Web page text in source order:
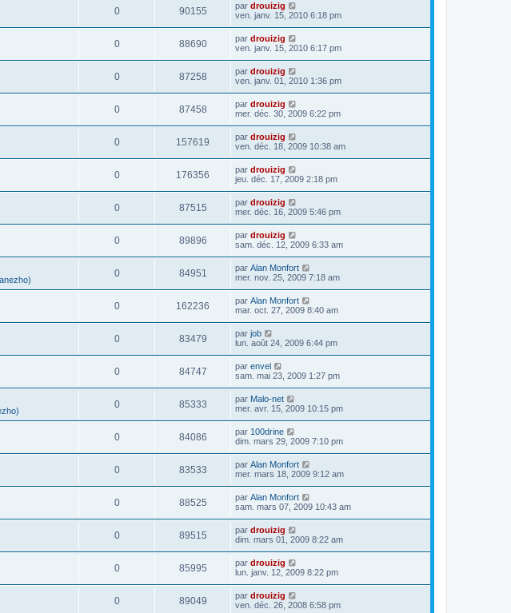
0 90155 par drouizig
ven. janv. 15, 2010 6:18 pm
0 88690 par drouizig
ven. janv. 15, 2010 6:17 pm
0 87258 par drouizig
ven. janv. 01, 2010 1:36 pm
0 87458 par drouizig
mer. déc. 30, 2009 6:22 pm
0 157619 par drouizig
ven. déc. 18, 2009 10:38 am
0 176356 par drouizig
jeu. déc. 17, 2009 2:18 pm
0 87515 par drouizig
mer. déc. 16, 2009 5:46 pm
0 89896 par drouizig
sam. déc. 12, 2009 6:33 am
0 84951 par Alan Monfort
mer. nov. 25, 2009 7:18 am
0 162236 par Alan Monfort
mar. oct. 27, 2009 8:40 am
0 83479 par job
lun. août 24, 2009 6:44 pm
0 84747 par envel
sam. mai 23, 2009 1:27 pm
0 85333 par Malo-net
mer. avr. 15, 2009 10:15 pm
0 84086 par 100drine
dim. mars 29, 2009 7:10 pm
0 83533 par Alan Monfort
mer. mars 18, 2009 9:12 am
0 88525 par Alan Monfort
sam. mars 07, 2009 10:43 am
0 89515 par drouizig
dim. mars 01, 2009 8:22 am
0 85995 par drouizig
lun. janv. 12, 2009 8:22 pm
0 89049 par drouizig
ven. déc. 26, 2008 6:58 pm